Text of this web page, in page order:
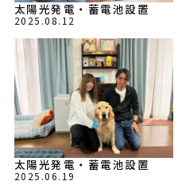
太陽光発電・蓄電池設置
2025.08.12
太陽光発電・蓄電池設置
2025.06.19